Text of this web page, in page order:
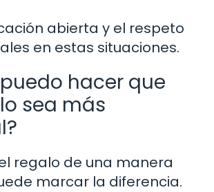
abierta y el respeto
en estas situaciones.
hacer que
sea más
regalo de una manera
marcar la diferencia.